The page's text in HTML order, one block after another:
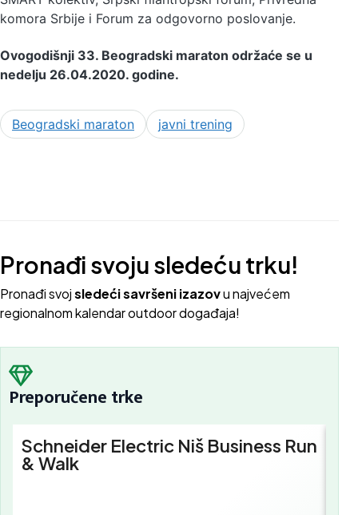
komora Srbije i Forum za odgovorno poslovanje.
Ovogodišnji 33. Beogradski maraton održaće se u
nedelju 26.04.2020. godine.
Beogradski maraton javni trening
Pronađi svoju sledeću trku!
Pronađi svojsledeći savršeni izazovu najvećem
regionalnom kalendar outdoor događaja!
Preporučene trke
Schneider Electric Niš Business Run
& Walk